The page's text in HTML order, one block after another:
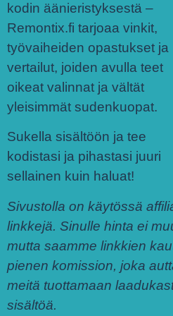
kodin äänieristyksestä –
Remontix.fi tarjoaa vinkit,
työvaiheiden opastukset ja
vertailut, joiden avulla teet
oikeat valinnat ja vältät
yleisimmät sudenkuopat.
Sukella sisältöön ja tee
kodistasi ja pihastasi juuri
sellainen kuin haluat!
Sivustolla on käytössä
linkkejä. Sinulle hinta ei
mutta saamme linkkien
pienen komission, joka
meitä tuottamaan
sisältöä.